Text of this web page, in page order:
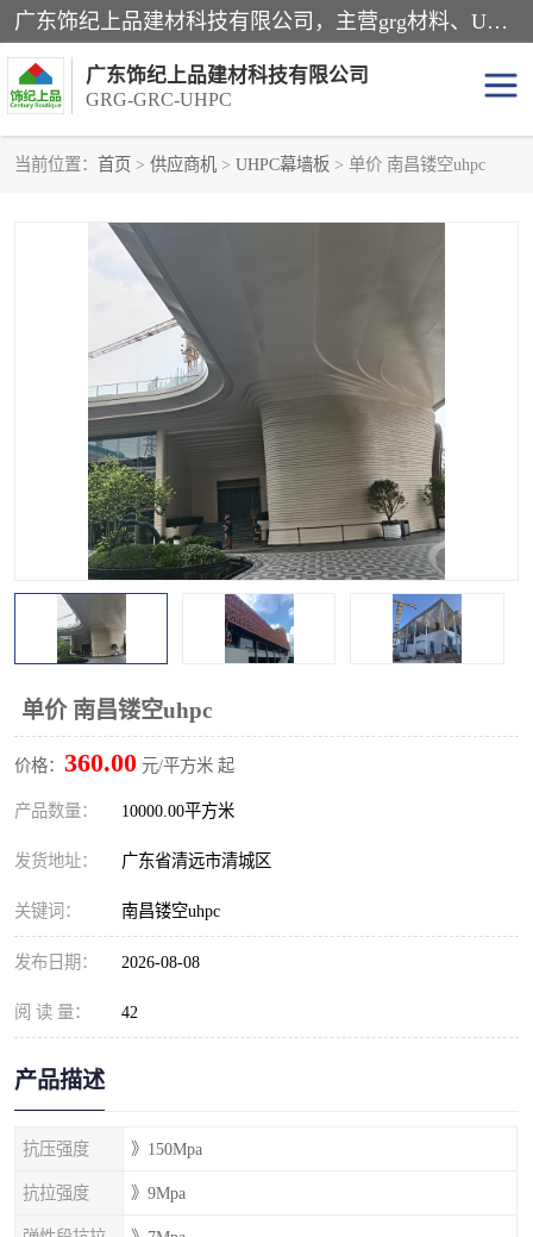
广东饰纪上品建材科技有限公司，主营grg材料、UHPC板、grc构件、uhpc幕墙板、grg厂家、grc厂家、uhpc厂家、GRG吊顶、grg石膏板、grg构件、外墙grc线条、grg造型、grg材料定制，uhpc高性能混凝土，uhpc构件，uhpc镂空挂板，grg材料生产厂家，广东grg厂家，广东grc厂家，联系方式*，2万平厂房，如果您对我公司的产品服务感兴趣，请联系我们。
广东饰纪上品建材科技有限公司
GRG-GRC-UHPC
当前位置： 首页 > 供应商机 > UHPC幕墙板 > 单价 南昌镂空uhpc
单价 南昌镂空uhpc
价格： 360.00 元/平方米 起
产品数量： 10000.00平方米
发货地址： 广东省清远市清城区
关键词： 南昌镂空uhpc
发布日期： 2026-08-08
阅 读 量： 42
产品描述
抗压强度 》150Mpa
抗拉强度 》9Mpa
发泡陶瓷装饰构件
GRG吊顶 GRG材料生产厂家
UHPC幕墙板 GRC树池坐凳
UHPC树池坐凳